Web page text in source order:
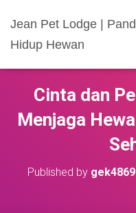
Jean Pet Lodge |
Hidup Hewan
Cinta dan
Menjaga
Published by